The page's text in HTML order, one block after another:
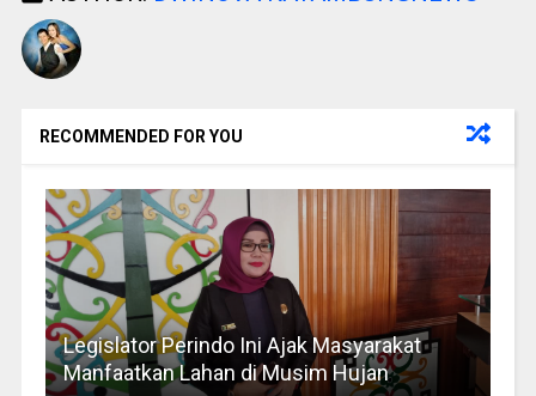
RECOMMENDED FOR YOU
Legislator Perindo Ini Ajak Masyarakat
Manfaatkan Lahan di Musim Hujan